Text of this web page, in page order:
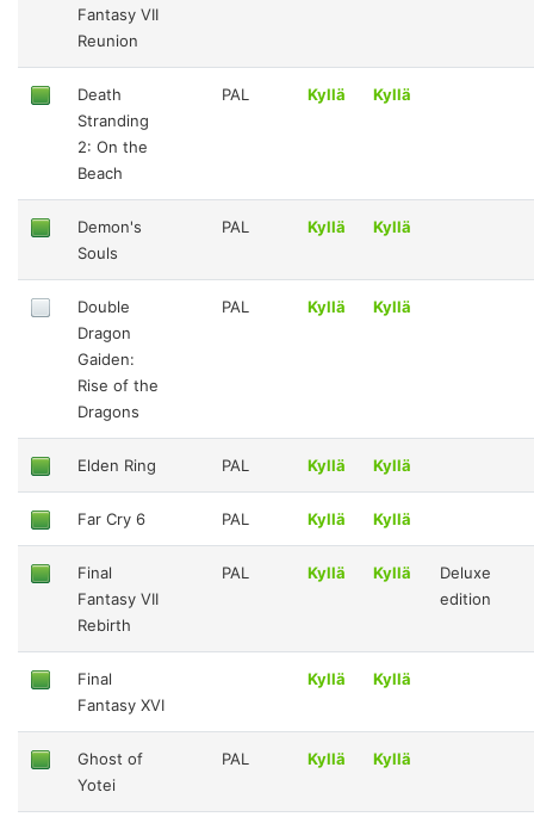
Fantasy VII
Reunion
Death
Stranding
2: On the
Beach
PAL Kyllä Kyllä
Demon's
Souls
PAL Kyllä Kyllä
Double
Dragon
Gaiden:
Rise of the
Dragons
PAL Kyllä Kyllä
Elden Ring PAL Kyllä Kyllä
Far Cry 6 PAL Kyllä Kyllä
Final
Fantasy VII
Rebirth
PAL Kyllä Kyllä
Deluxe
edition
Final
Fantasy XVI
Kyllä Kyllä
Ghost of
Yotei
PAL Kyllä Kyllä